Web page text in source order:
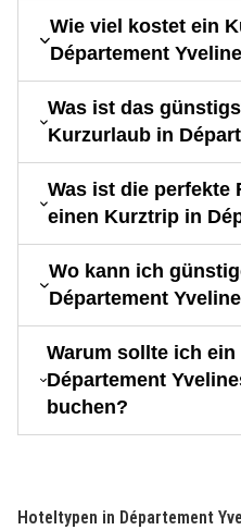
Wie viel kostet ein
Département
Was ist das
Kurzurlaub in
Was ist die perfekte
einen Kurztrip in
Wo kann ich
Département
Warum sollte ich
Département
buchen?
Hoteltypen in Département